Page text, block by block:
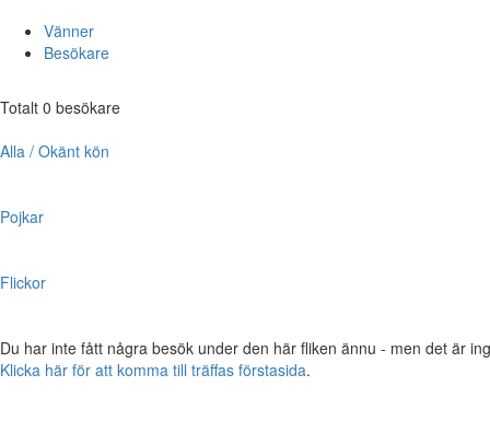
Vänner
Besökare
Totalt 0 besökare
Alla / Okänt kön
Pojkar
Flickor
Du har inte fått några besök under den här fliken ännu - men det är
Klicka här för att komma till träffas förstasida.